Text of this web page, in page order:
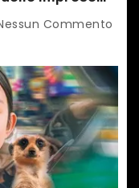
Commento